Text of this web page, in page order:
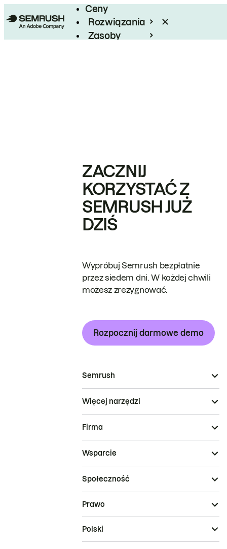
Ceny
Rozwiązania
Zasoby
ZACZNIJ
KORZYSTAĆ Z
SEMRUSH JUŻ
DZIŚ
Wypróbuj Semrush bezpłatnie
przez siedem dni. W każdej chwili
możesz zrezygnować.
Rozpocznij darmowe demo
Semrush
Więcej narzędzi
Firma
Wsparcie
Społeczność
Prawo
Polski